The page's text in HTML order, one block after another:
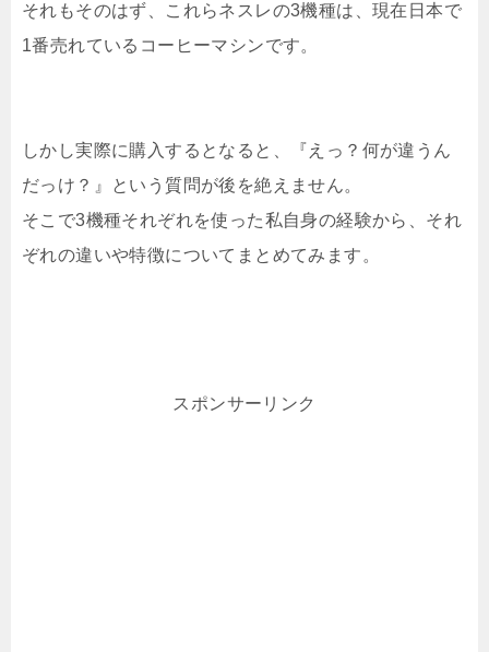
それもそのはず、これらネスレの3機種は、現在日本で
1番売れているコーヒーマシンです。
しかし実際に購入するとなると、『えっ？何が違うん
だっけ？』という質問が後を絶えません。
そこで3機種それぞれを使った私自身の経験から、それ
ぞれの違いや特徴についてまとめてみます。
スポンサーリンク